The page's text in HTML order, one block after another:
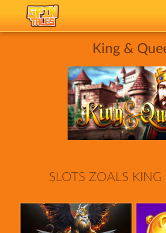
King &
SLOTS ZOALS